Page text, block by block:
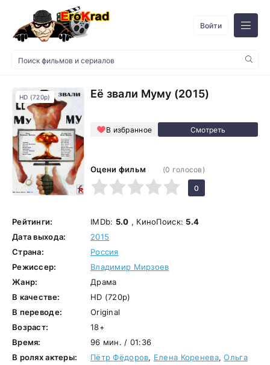
Войти
Её звали Муму (2015)
В избранное
HD (720p)
Оцени фильм
1
2 3 5
(0 голосов)
0
Рейтинги: IMDb: 5.0 , КиноПоиск: 5.4
Дата выхода:
2015
Страна:
Россия
Режиссер:
Владимир Мирзоев
Жанр:
Драма
В качестве:
HD (720p)
В переводе:
Original
Возраст:
18+
Время:
96 мин. / 01:36
В ролях актеры:
Пётр Фёдоров, Елена Коренева,Ольга